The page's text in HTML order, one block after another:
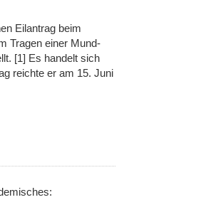
Eilantrag beim
Tragen einer Mund-
[1] Es handelt sich
reichte er am 15. Juni